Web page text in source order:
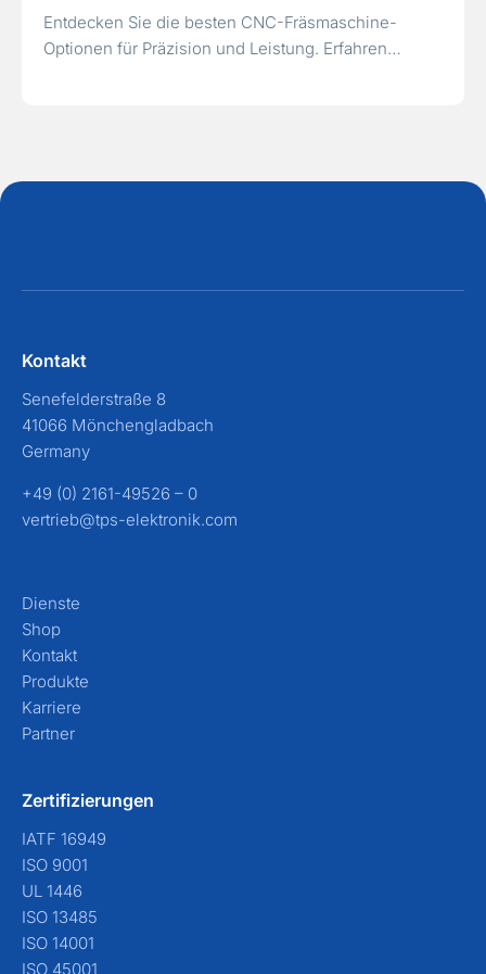
Entdecken Sie die besten CNC-Fräsmaschine-
Optionen für Präzision und Leistung. Erfahren…
Kontakt
Senefelderstraße 8
41066 Mönchengladbach
Germany
+49 (0) 2161-49526 – 0
vertrieb@tps-elektronik.com
Dienste
Shop
Kontakt
Produkte
Karriere
Partner
Zertifizierungen
IATF 16949
ISO 9001
UL 1446
ISO 13485
ISO 14001
ISO 45001